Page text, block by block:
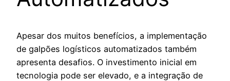
Apesar dos muitos benefícios, a implementação
de galpões logísticos automatizados também
apresenta desafios. O investimento inicial em
tecnologia pode ser elevado, e a integração de